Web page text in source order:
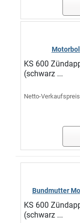
KS 600
(schwarz ...
Netto-
Bundmutter
KS 600
(schwarz ...